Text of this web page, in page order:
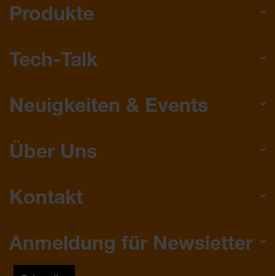
Produkte
Tech-Talk
Neuigkeiten & Events
Über Uns
Kontakt
Anmeldung für Newsletter